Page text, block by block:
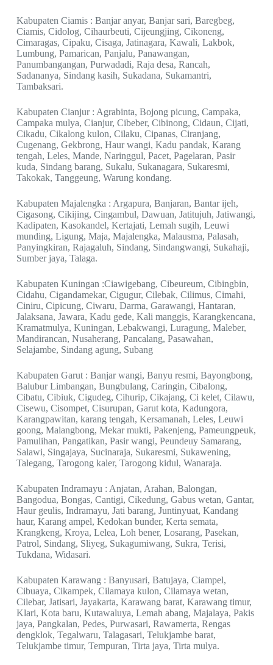
Kabupaten Ciamis : Banjar anyar, Banjar sari, Baregbeg,
Ciamis, Cidolog, Cihaurbeuti, Cijeungjing, Cikoneng,
Cimaragas, Cipaku, Cisaga, Jatinagara, Kawali, Lakbok,
Lumbung, Pamarican, Panjalu, Panawangan,
Panumbangangan, Purwadadi, Raja desa, Rancah,
Sadananya, Sindang kasih, Sukadana, Sukamantri,
Tambaksari.
Kabupaten Cianjur : Agrabinta, Bojong picung, Campaka,
Campaka mulya, Cianjur, Cibeber, Cibinong, Cidaun, Cijati,
Cikadu, Cikalong kulon, Cilaku, Cipanas, Ciranjang,
Cugenang, Gekbrong, Haur wangi, Kadu pandak, Karang
tengah, Leles, Mande, Naringgul, Pacet, Pagelaran, Pasir
kuda, Sindang barang, Sukalu, Sukanagara, Sukaresmi,
Takokak, Tanggeung, Warung kondang.
Kabupaten Majalengka : Argapura, Banjaran, Bantar ijeh,
Cigasong, Cikijing, Cingambul, Dawuan, Jatitujuh, Jatiwangi,
Kadipaten, Kasokandel, Kertajati, Lemah sugih, Leuwi
munding, Ligung, Maja, Majalengka, Malausma, Palasah,
Panyingkiran, Rajagaluh, Sindang, Sindangwangi, Sukahaji,
Sumber jaya, Talaga.
Kabupaten Kuningan :Ciawigebang, Cibeureum, Cibingbin,
Cidahu, Cigandamekar, Cigugur, Cilebak, Cilimus, Cimahi,
Ciniru, Cipicung, Ciwaru, Darma, Garawangi, Hantaran,
Jalaksana, Jawara, Kadu gede, Kali manggis, Karangkencana,
Kramatmulya, Kuningan, Lebakwangi, Luragung, Maleber,
Mandirancan, Nusaherang, Pancalang, Pasawahan,
Selajambe, Sindang agung, Subang
Kabupaten Garut : Banjar wangi, Banyu resmi, Bayongbong,
Balubur Limbangan, Bungbulang, Caringin, Cibalong,
Cibatu, Cibiuk, Cigudeg, Cihurip, Cikajang, Ci kelet, Cilawu,
Cisewu, Cisompet, Cisurupan, Garut kota, Kadungora,
Karangpawitan, karang tengah, Kersamanah, Leles, Leuwi
goong, Malangbong, Mekar mukti, Pakenjeng, Pameungpeuk,
Pamulihan, Pangatikan, Pasir wangi, Peundeuy Samarang,
Salawi, Singajaya, Sucinaraja, Sukaresmi, Sukawening,
Talegang, Tarogong kaler, Tarogong kidul, Wanaraja.
Kabupaten Indramayu : Anjatan, Arahan, Balongan,
Bangodua, Bongas, Cantigi, Cikedung, Gabus wetan, Gantar,
Haur geulis, Indramayu, Jati barang, Juntinyuat, Kandang
haur, Karang ampel, Kedokan bunder, Kerta semata,
Krangkeng, Kroya, Lelea, Loh bener, Losarang, Pasekan,
Patrol, Sindang, Sliyeg, Sukagumiwang, Sukra, Terisi,
Tukdana, Widasari.
Kabupaten Karawang : Banyusari, Batujaya, Ciampel,
Cibuaya, Cikampek, Cilamaya kulon, Cilamaya wetan,
Cilebar, Jatisari, Jayakarta, Karawang barat, Karawang timur,
Klari, Kota baru, Kutawaluya, Lemah abang, Majalaya, Pakis
jaya, Pangkalan, Pedes, Purwasari, Rawamerta, Rengas
dengklok, Tegalwaru, Talagasari, Telukjambe barat,
Telukjambe timur, Tempuran, Tirta jaya, Tirta mulya.